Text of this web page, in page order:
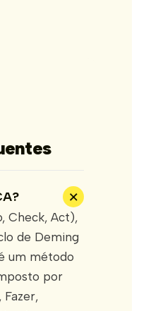
+
Check, Act),
de Deming
um método
por
Fazer,